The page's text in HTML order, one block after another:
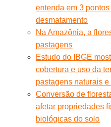
entenda em 3
desmatamento
Na Amazônia, a
pastagens
Estudo do IBGE
cobertura e uso da
pastagens naturais e
Conversão de
afetar propriedades
biológicas do solo